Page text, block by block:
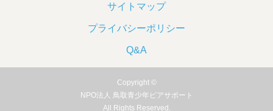
サイトマップ
プライバシーポリシー
Q&A
Copyright ©
NPO法人 鳥取青少年ピアサポート
All Rights Reserved.